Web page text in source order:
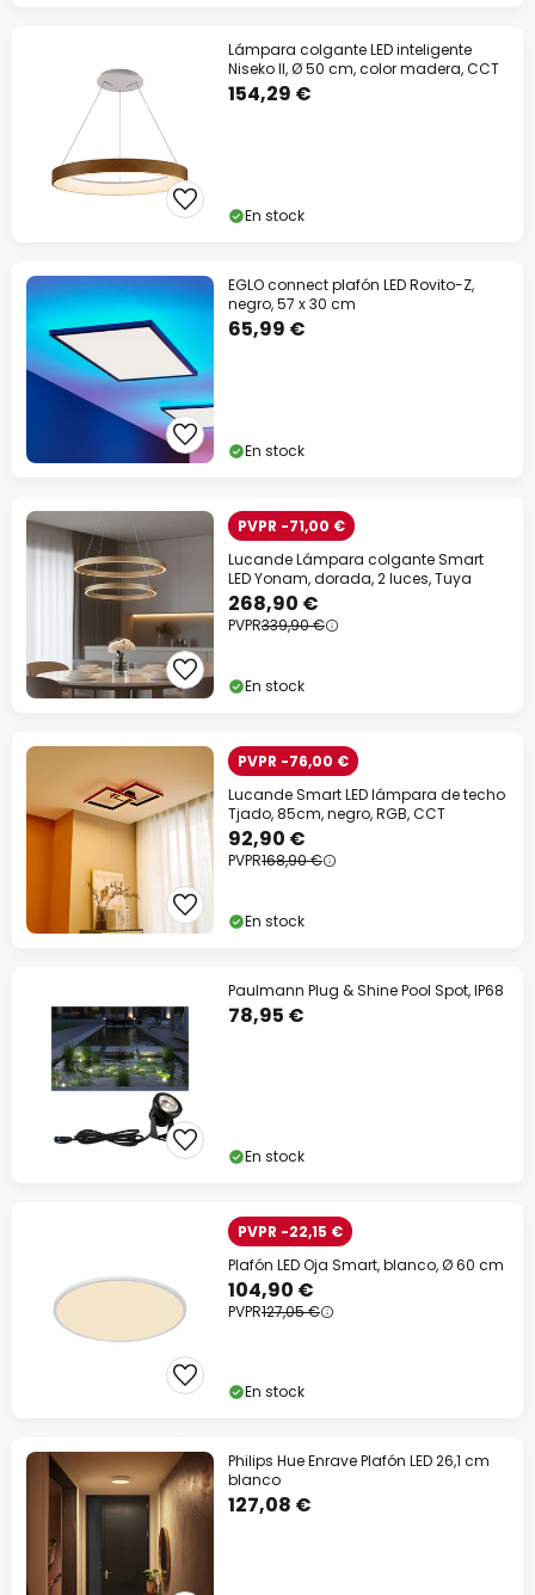
Lámpara colgante LED inteligente
Niseko II, Ø 50 cm, color madera, CCT
154,29 €
En stock
EGLO connect plafón LED Rovito-Z,
negro, 57 x 30 cm
65,99 €
En stock
PVPR -71,00 €
Lucande Lámpara colgante Smart
LED Yonam, dorada, 2 luces, Tuya
268,90 €
PVPR339,90 €
En stock
PVPR -76,00 €
Lucande Smart LED lámpara de techo
Tjado, 85cm, negro, RGB, CCT
92,90 €
PVPR168,90 €
En stock
Paulmann Plug & Shine Pool Spot, IP68
78,95 €
En stock
PVPR -22,15 €
Plafón LED Oja Smart, blanco, Ø 60 cm
104,90 €
PVPR127,05 €
En stock
Philips Hue Enrave Plafón LED 26,1 cm
blanco
127,08 €